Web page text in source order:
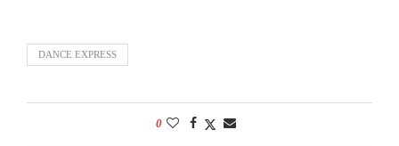
DANCE EXPRESS
0